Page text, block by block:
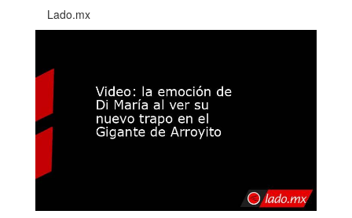
Lado.mx